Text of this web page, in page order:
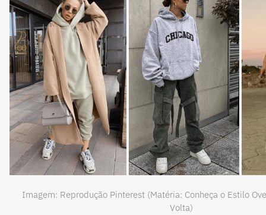
Imagem: Reprodução Pinterest (Matéria: Conheça o Estilo
Volta)